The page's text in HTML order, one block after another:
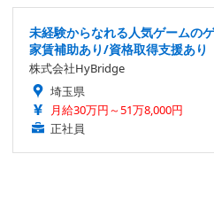
未経験からなれる人気ゲームの
家賃補助あり/資格取得支援あり
株式会社HyBridge
埼玉県
月給30万円～51万8,000円
正社員